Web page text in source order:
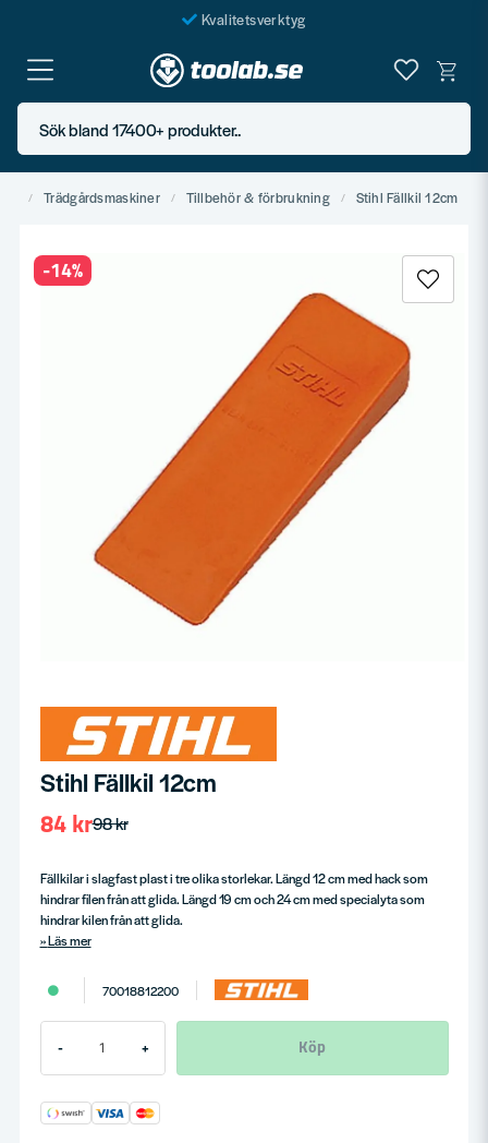
Kvalitetsverktyg
Fraktfritt över 999 SEK*
En järnhandel för alla
Butik i Göteborg
Sök bland 17400+ produkter..
Trädgårdsmaskiner Tillbehör & förbrukning Stihl Fällkil 12cm
-14%
Stihl Fällkil 12cm
98 kr
84 kr
Fällkilar i slagfast plast i tre olika storlekar. Längd 12 cm med hack som
hindrar filen från att glida. Längd 19 cm och 24 cm med specialyta som
hindrar kilen från att glida.
Läs mer
70018812200
- + Köp